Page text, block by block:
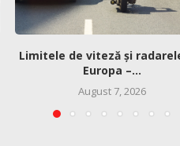
Limitele de viteză și
Europa –...
August 7, 2026